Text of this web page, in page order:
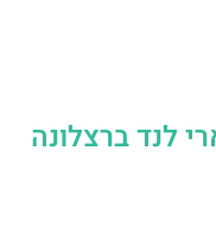
לנד ברצלונה